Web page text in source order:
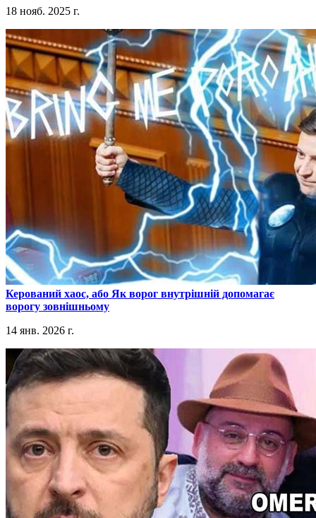
18 нояб. 2025 г.
​Керований хаос, або Як ворог внутрішній допомагає
ворогу зовнішньому
14 янв. 2026 г.